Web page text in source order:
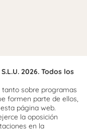
2026. Todos los
sobre programas
formen parte de ellos,
página web.
la oposición
en la